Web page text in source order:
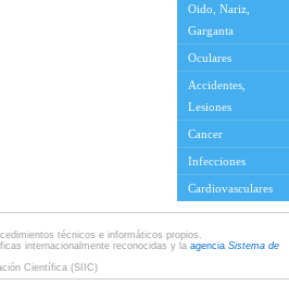
Oido, Nariz,
Garganta
Oculares
Accidentes,
Lesiones
Cancer
Infecciones
Cardiovasculares
técnicos e informáticos propios.
internacionalmente reconocidas y la agencia Sistema de
Científica (SIIC)